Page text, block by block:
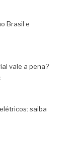
Brasil e
vale a pena?
saiba